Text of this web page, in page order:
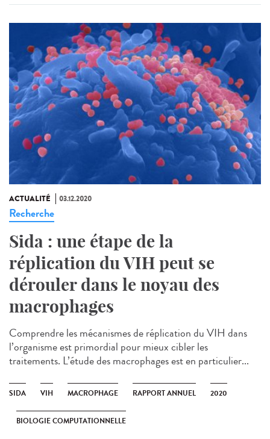
ACTUALITÉ 03.12.2020
Recherche
Sida : une étape de la
réplication du VIH peut se
dérouler dans le noyau des
macrophages
Comprendre les mécanismes de réplication du VIH dans
l’organisme est primordial pour mieux cibler les
traitements. L’étude des macrophages est en particulier...
SIDA VIH MACROPHAGE RAPPORT ANNUEL 2020
BIOLOGIE COMPUTATIONNELLE